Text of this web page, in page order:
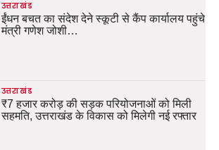
उत्तराखंड
ईंधन बचत का संदेश देने स्कूटी से कैंप कार्यालय पहुंचे
मंत्री गणेश जोशी…
उत्तराखंड
₹7 हजार करोड़ की सड़क परियोजनाओं को मिली
सहमति, उत्तराखंड के विकास को मिलेगी नई रफ्तार